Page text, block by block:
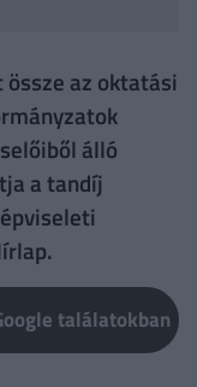
össze az oktatási
álló
a tandíj
találatokban